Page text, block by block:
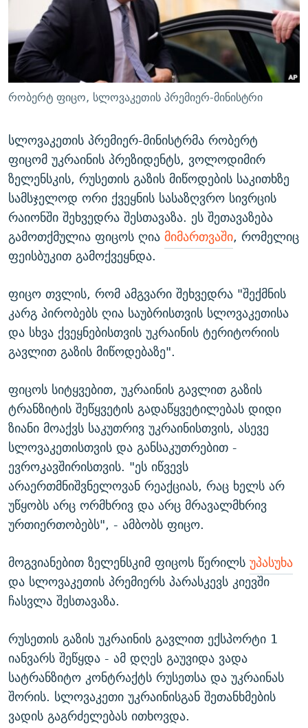
ᲛᲝᲚᲐᲞᲐᲠᲐᲙᲔ ᲢᲔᲥᲡᲢᲔᲑᲘ
ᲨᲘᲜ - ᲣᲪᲮᲝᲔᲗᲨᲘ
ᲚᲘᲢᲔᲠᲐᲢᲣᲠᲣᲚᲘ ᲬᲐᲮᲜᲐᲒᲔᲑᲘ
ᲐᲛᲔᲠᲘᲙᲣᲚᲘ ᲛᲝᲗᲮᲠᲝᲑᲐ
ᲩᲔᲛᲘ ᲡᲘᲙᲕᲓᲘᲚᲘᲡ ᲛᲘᲖᲔᲖᲘᲐ COVID-19
11 ᲬᲔᲚᲘ - 11 ᲐᲛᲑᲐᲕᲘ
ᲡᲐᲞᲐᲠᲚᲐᲛᲔᲜᲢᲝ ᲐᲠᲩᲔᲕᲜᲔᲑᲘᲡ ᲘᲡᲢᲝᲠᲘᲐ
ᲑᲐᲕᲨᲕᲔᲑᲘ ᲞᲠᲝᲡᲢᲘᲢᲣᲪᲘᲐᲨᲘ - ᲐᲛᲝᲣᲗᲥᲛᲔᲚᲘ ᲐᲛᲑᲐᲕᲘ
ᲐᲒᲕᲘᲡᲢᲝᲡ ᲝᲛᲘ
ПРИВЕТ ᲙᲣᲚᲢᲣᲠᲐ
ᲒᲐᲛᲝᲘᲬᲔᲠᲔ
რთე/რთ-ის ყველა საიტი
რობერტ ფიცო, სლოვაკეთის პრემიერ-მინისტრი
სლოვაკეთის პრემიერ-მინისტრმა რობერტ
ფიცომ უკრაინის პრეზიდენტს, ვოლოდიმირ
ზელენსკის, რუსეთის გაზის მიწოდების საკითხზე
სამსჯელოდ ორი ქვეყნის სასაზღვრო სივრცის
რაიონში შეხვედრა შესთავაზა. ეს შეთავაზება
გამოთქმულია ფიცოს ღიამიმართვაში, რომელიც
ფეისბუკით გამოქვეყნდა.
ფიცო თვლის, რომ ამგვარი შეხვედრა "შექმნის
კარგ პირობებს ღია საუბრისთვის სლოვაკეთისა
და სხვა ქვეყნებისთვის უკრაინის ტერიტორიის
გავლით გაზის მიწოდებაზე".
ფიცოს სიტყვებით, უკრაინის გავლით გაზის
ტრანზიტის შეწყვეტის გადაწყვეტილებას დიდი
ზიანი მოაქვს საკუთრივ უკრაინისთვის, ასევე
სლოვაკეთისთვის და განსაკუთრებით -
ევროკავშირისთვის. "ეს იწვევს
არაერთმნიშვნელოვან რეაქციას, რაც ხელს არ
უწყობს არც ორმხრივ და არც მრავალმხრივ
ურთიერთობებს", - ამბობს ფიცო.
მოგვიანებით ზელენსკიმ ფიცოს წერილსუპასუხა
და სლოვაკეთის პრემიერს პარასკევს კიევში
ჩასვლა შესთავაზა.
რუსეთის გაზის უკრაინის გავლით ექსპორტი 1
იანვარს შეწყდა - ამ დღეს გაუვიდა ვადა
სატრანზიტო კონტრაქტს რუსეთსა და უკრაინას
შორის. სლოვაკეთი უკრაინისგან შეთანხმების
ვადის გაგრძელებას ითხოვდა.